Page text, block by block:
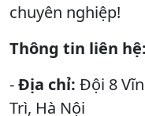
chuyên nghiệp!
Thông tin liên hệ:
-Địa chỉ: Đội 8
Trì, Hà Nội